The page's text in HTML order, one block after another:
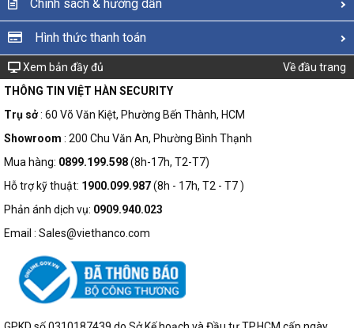
Chính sách & hướng dẫn
Hình thức thanh toán
Xem bản đầy đủ
Về đầu trang
THÔNG TIN VIỆT HÀN SECURITY
Trụ sở: 60 Võ Văn Kiệt, Phường Bến Thành, HCM
Showroom : 200 Chu Văn An, Phường Bình Thạnh
Mua hàng: 0899.199.598(8h-17h, T2-T7)
Hỗ trợ kỹ thuật: 1900.099.987(8h - 17h, T2 - T7 )
Phản ánh dịch vụ: 0909.940.023
Email : Sales@viethanco.com